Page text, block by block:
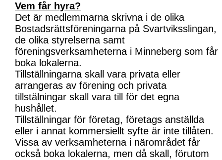
Vem får hyra?
Det är medlemmarna skrivna i de olika
Bostadsrättsföreningarna på Svartviksslingan,
de olika styrelserna samt
föreningsverksamheterna i Minneberg som får
boka lokalerna.
Tillställningarna skall vara privata eller
arrangeras av förening och privata
tillstälningar skall vara till för det egna
hushållet.
Tillställningar för företag, företags anställda
eller i annat kommersiellt syfte är inte tillåten.
Vissa av verksamheterna i närområdet får
också boka lokalerna, men då skall, förutom